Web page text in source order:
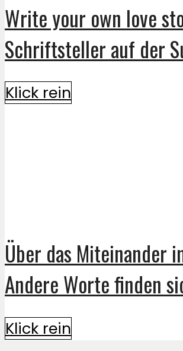
Write your own love
Schriftsteller auf der
Klick rein
Über das Miteinander
Andere Worte finden
Klick rein